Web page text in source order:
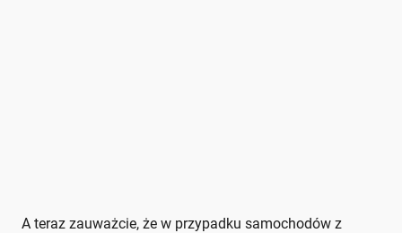
A teraz zauważcie, że w przypadku samochodów z